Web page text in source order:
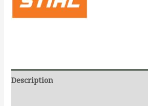
Description